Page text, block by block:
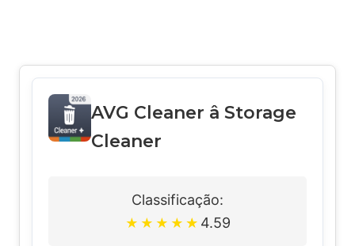
AVG Cleaner â Storage
Cleaner
Classificação:
★ ★ ★ ★ ★ 4.59